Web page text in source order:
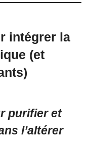
intégrer la
(et
purifier et
l’altérer